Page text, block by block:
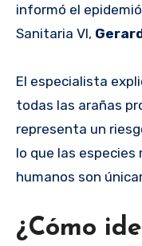
informó el
Sanitaria VI,
El especialista
todas las arañas
representa un
lo que las
humanos son
¿Cómo